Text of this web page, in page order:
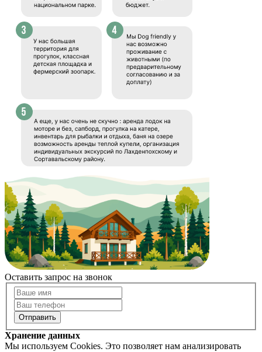
Оставить запрос на звонок
Хранение данных
Мы используем Cookies. Это позволяет нам анализировать